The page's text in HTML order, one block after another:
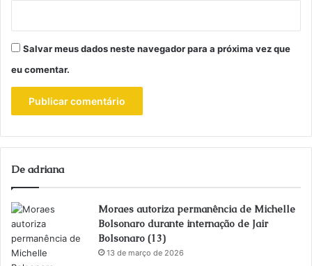
Salvar meus dados neste navegador para a próxima vez que
eu comentar.
De adriana
Moraes autoriza permanência de Michelle
Bolsonaro durante internação de Jair
Bolsonaro (13)
13 de março de 2026